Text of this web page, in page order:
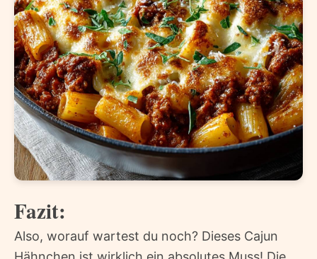
Fazit:
Also, worauf wartest du noch? Dieses Cajun